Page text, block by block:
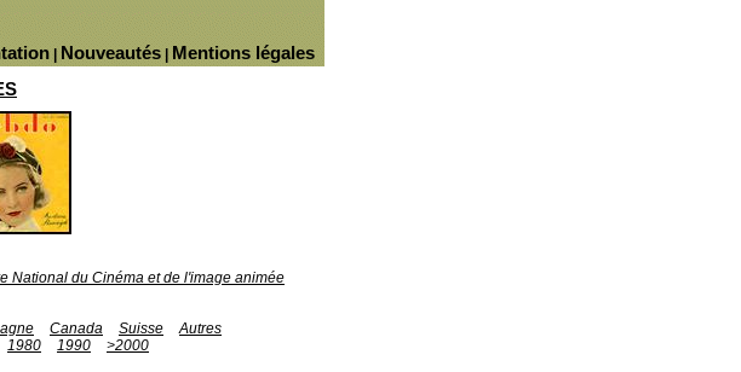
Mentions légales
Nouveautés
National du Cinéma et de l'image animée
Canada Suisse
Autres
1980 1990
>2000